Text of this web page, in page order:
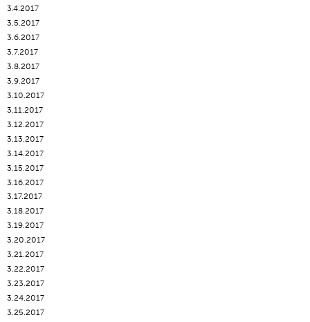
3.4.2017
3.5.2017
3.6.2017
3.7.2017
3.8.2017
3.9.2017
3.10.2017
3.11.2017
3.12.2017
3,13.2017
3.14.2017
3.15.2017
3.16.2017
3.17.2017
3.18.2017
3.19.2017
3.20.2017
3.21.2017
3.22.2017
3.23.2017
3.24.2017
3.25.2017